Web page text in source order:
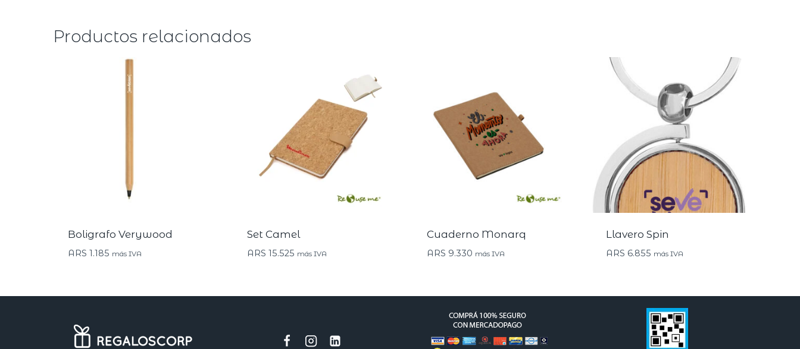
Productos relacionados
Boligrafo Verywood
ARS 1.185 más IVA
Set Camel
ARS 15.525 más IVA
Cuaderno Monarq
ARS 9.330 más IVA
Llavero Spin
ARS 6.855 más IVA